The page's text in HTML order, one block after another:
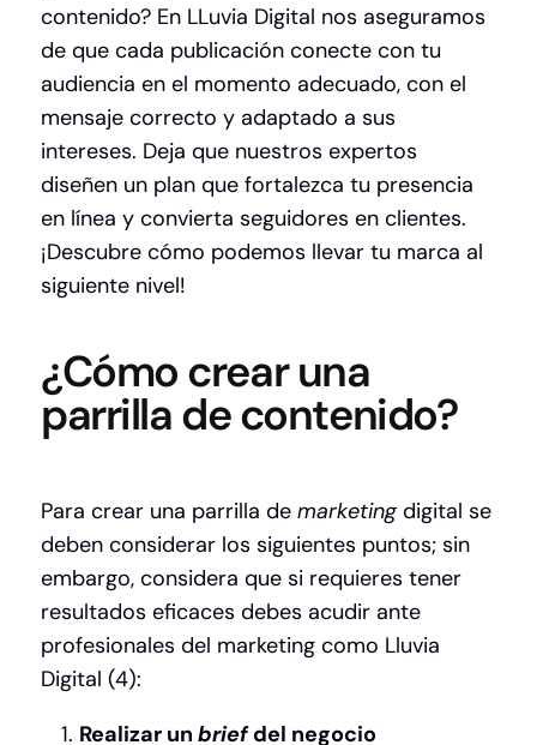
contenido? En LLuvia Digital nos aseguramos
de que cada publicación conecte con tu
audiencia en el momento adecuado, con el
mensaje correcto y adaptado a sus
intereses. Deja que nuestros expertos
diseñen un plan que fortalezca tu presencia
en línea y convierta seguidores en clientes.
¡Descubre cómo podemos llevar tu marca al
siguiente nivel!
¿Cómo crear una
parrilla de contenido?
Para crear una parrilla de marketingdigital se
deben considerar los siguientes puntos; sin
embargo, considera que si requieres tener
resultados eficaces debes acudir ante
profesionales del marketing como Lluvia
Digital (4):
Realizar un briefdel negocio